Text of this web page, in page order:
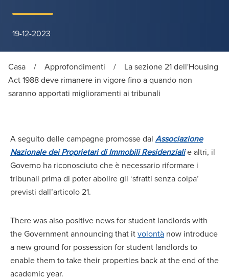
19-12-2023
Casa / Approfondimenti /
La sezione 21 dell'Housing
Act 1988 deve rimanere in vigore fino a quando non
saranno apportati miglioramenti ai tribunali
A seguito delle campagne promosse dal Associazione
Nazionale dei Proprietari di Immobili Residenzialie altri, il
Governo ha riconosciuto che è necessario riformare i
tribunali prima di poter abolire gli ‘sfratti senza colpa’
previsti dall’articolo 21.
There was also positive news for student landlords with
the Government announcing that itvolontà now introduce
a new ground for possession for student landlords to
enable them to take their properties back at the end of the
academic year.